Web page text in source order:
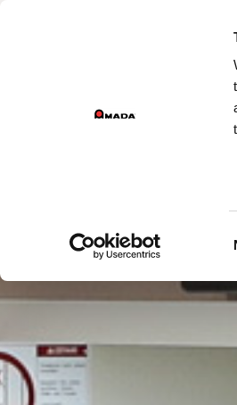
Main Navigation